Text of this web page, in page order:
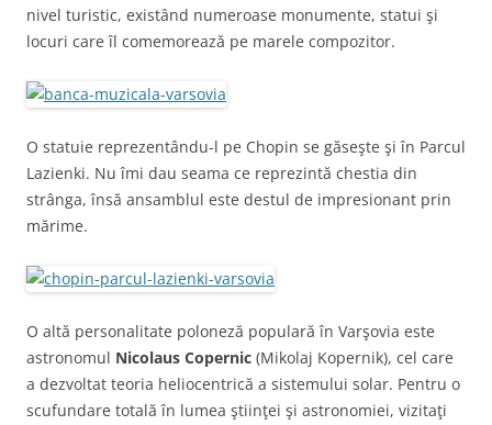
nivel turistic, existând numeroase monumente, statui şi
locuri care îl comemorează pe marele compozitor.
O statuie reprezentându-l pe Chopin se găseşte şi în Parcul
Lazienki. Nu îmi dau seama ce reprezintă chestia din
strânga, însă ansamblul este destul de impresionant prin
mărime.
O altă personalitate poloneză populară în Varşovia este
astronomul Nicolaus Copernic (Mikolaj Kopernik), cel care
a dezvoltat teoria heliocentrică a sistemului solar. Pentru o
scufundare totală în lumea ştiinţei şi astronomiei, vizitaţi